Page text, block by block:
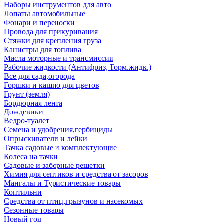
Наборы инструментов для авто
Лопаты автомобильные
Фонари и переноски
Провода для прикуривания
Стяжки для крепления груза
Канистры для топлива
Масла моторные и трансмиссии
Рабочие жидкости (Антифриз, Торм.жидк.)
Все для сада,огорода
Горшки и кашпо для цветов
Грунт (земля)
Бордюрная лента
Дождевики
Ведро-туалет
Семена и удобрения,гербициды
Опрыскиватели и лейки
Тачка садовые и комплектующие
Колеса на тачки
Садовые и заборные решетки
Химия для септиков и средства от засоров
Мангалы и Туристические товары
Коптильни
Средства от птиц,грызунов и насекомых
Сезонные товары
Новый год